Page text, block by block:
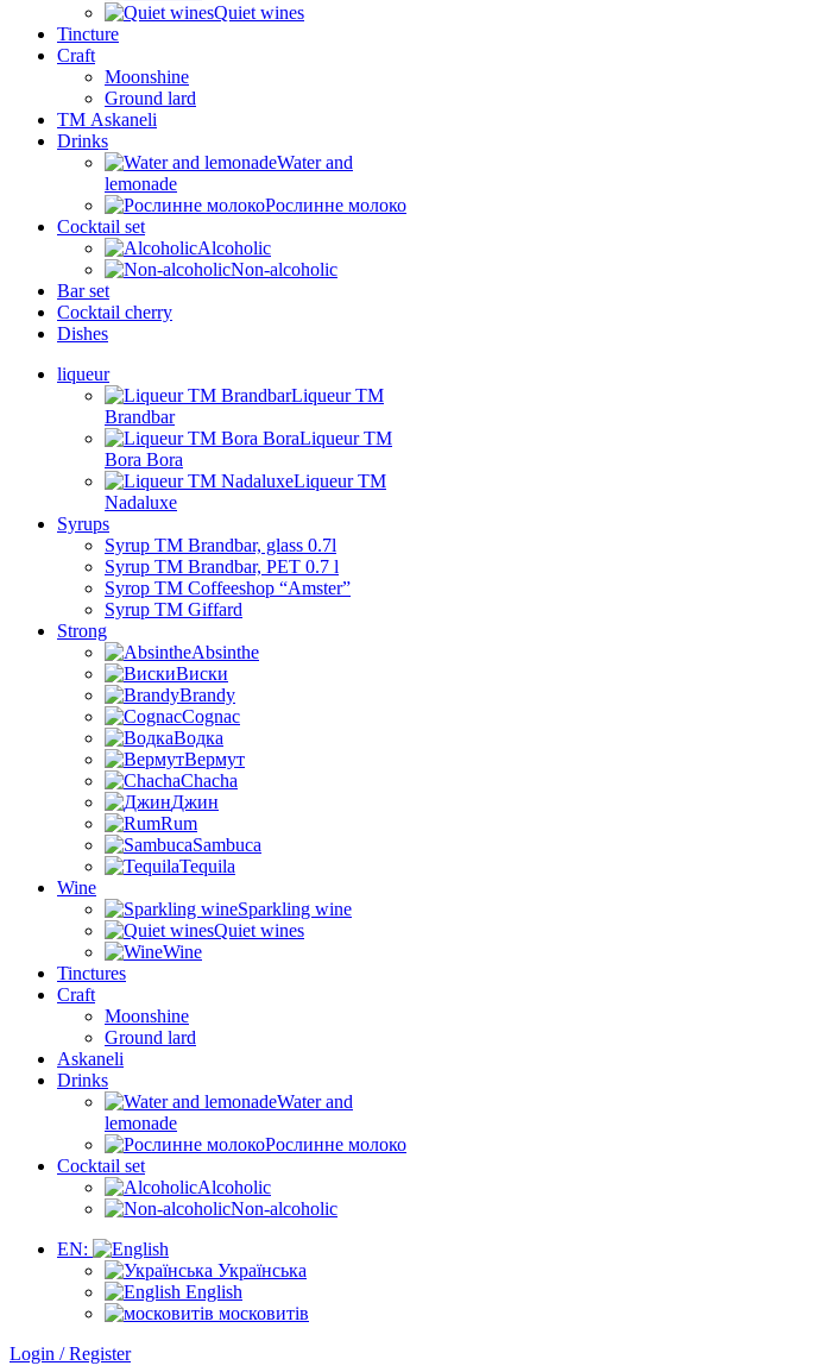
Quiet wines
Tincture
Craft
Moonshine
Ground lard
ТМ Askaneli
Drinks
Water and
lemonade
Рослинне молоко
Cocktail set
Alcoholic
Non-alcoholic
Bar set
Cocktail cherry
Dishes
liqueur
Liqueur TM
Brandbar
Liqueur TM
Bora Bora
Liqueur TM
Nadaluxe
Syrups
Syrup TM Brandbar, glass 0.7l
Syrup TM Brandbar, PET 0.7 l
Syrop TM Coffeeshop “Amster”
Syrup TM Giffard
Strong
Absinthe
Виски
Brandy
Cognac
Водка
Вермут
Chacha
Джин
Rum
Sambuca
Tequila
Wine
Sparkling wine
Quiet wines
Wine
Tinctures
Craft
Moonshine
Ground lard
Askaneli
Drinks
Water and
lemonade
Рослинне молоко
Cocktail set
Alcoholic
Non-alcoholic
EN:
Українська
English
московитів
Login / Register